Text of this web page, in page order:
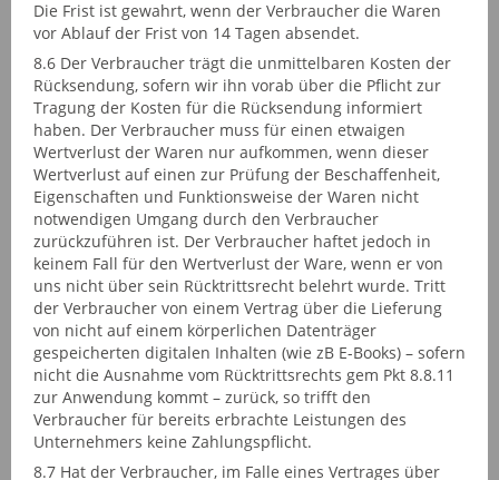
Die Frist ist gewahrt, wenn der Verbraucher die Waren
vor Ablauf der Frist von 14 Tagen absendet.
8.6 Der Verbraucher trägt die unmittelbaren Kosten der
Rücksendung, sofern wir ihn vorab über die Pflicht zur
Tragung der Kosten für die Rücksendung informiert
haben. Der Verbraucher muss für einen etwaigen
Wertverlust der Waren nur aufkommen, wenn dieser
Wertverlust auf einen zur Prüfung der Beschaffenheit,
Eigenschaften und Funktionsweise der Waren nicht
notwendigen Umgang durch den Verbraucher
zurückzuführen ist. Der Verbraucher haftet jedoch in
keinem Fall für den Wertverlust der Ware, wenn er von
uns nicht über sein Rücktrittsrecht belehrt wurde. Tritt
der Verbraucher von einem Vertrag über die Lieferung
von nicht auf einem körperlichen Datenträger
gespeicherten digitalen Inhalten (wie zB E-Books) – sofern
nicht die Ausnahme vom Rücktrittsrechts gem Pkt 8.8.11
zur Anwendung kommt – zurück, so trifft den
Verbraucher für bereits erbrachte Leistungen des
Unternehmers keine Zahlungspflicht.
8.7 Hat der Verbraucher, im Falle eines Vertrages über